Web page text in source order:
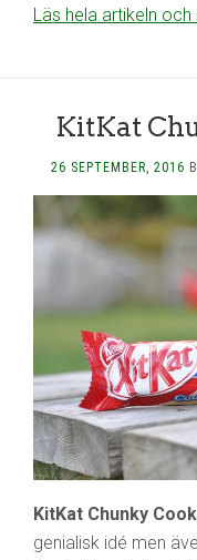
Läs hela artikeln
KitKat
26 SEPTEMBER, 2016
KitKat Chunky
genialisk idé men